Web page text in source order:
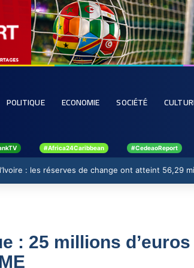
POLITIQUE ECONOMIE SOCIÉTÉ
#Africa24Caribbean #CedeaoReport
: les réserves de change ont atteint 56,29
: 25 millions